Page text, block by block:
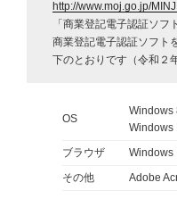
http://www.moj.go.jp/
「商業登記電子認証ソフ
商業登記電子認証ソフト
下のとおりです（令和２
OS
Windows
Windows
ブラウザ
Windows
その他
Adobe